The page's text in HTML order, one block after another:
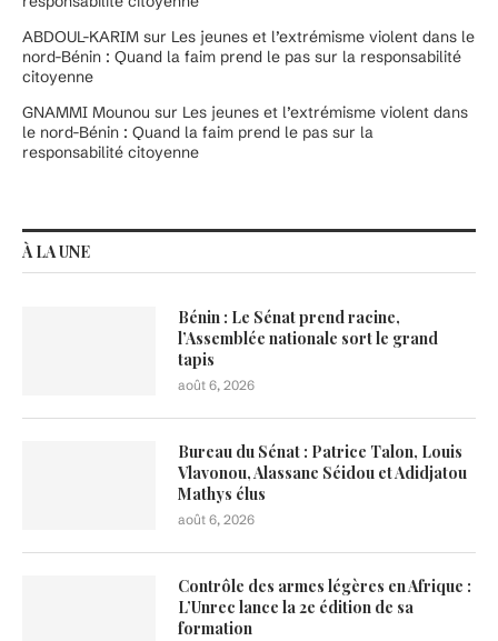
ABDOUL-KARIM sur Les jeunes et l’extrémisme violent dans le
nord-Bénin : Quand la faim prend le pas sur la responsabilité
citoyenne
GNAMMI Mounou sur Les jeunes et l’extrémisme violent dans
le nord-Bénin : Quand la faim prend le pas sur la
responsabilité citoyenne
À LA UNE
Bénin : Le Sénat prend racine,
l’Assemblée nationale sort le grand
tapis
août 6, 2026
Bureau du Sénat : Patrice Talon, Louis
Vlavonou, Alassane Séidou et Adidjatou
Mathys élus
août 6, 2026
Contrôle des armes légères en Afrique :
L’Unrec lance la 2e édition de sa
formation